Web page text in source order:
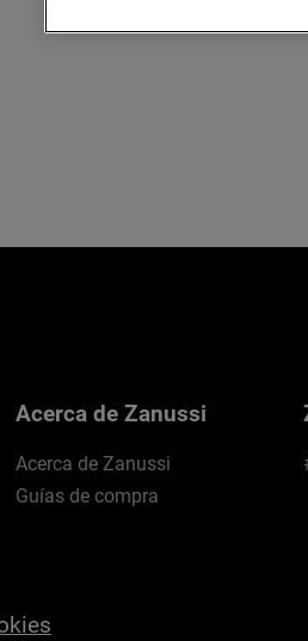
Acerca de Zanussi
Acerca de Zanussi
Guías de compra